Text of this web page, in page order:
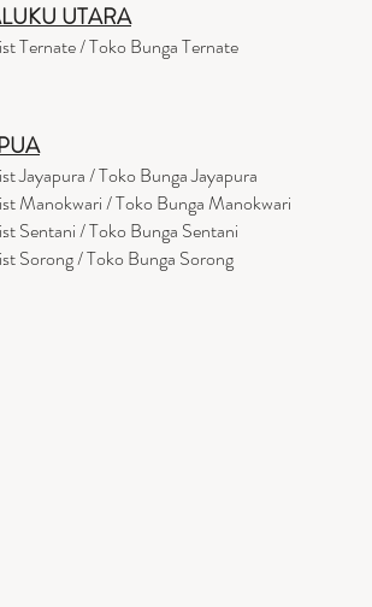
UTARA
Ternate / Toko Bunga Ternate
Jayapura / Toko Bunga Jayapura
Manokwari / Toko Bunga Manokwari
Sentani / Toko Bunga Sentani
Sorong / Toko Bunga Sorong